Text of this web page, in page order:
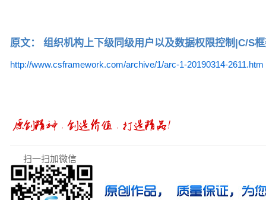
原文： 组织机构上下级同级用户以及数据权限控制|C/S
http://www.csframework.com/archive/1/arc-1-20190314-2611.htm
扫一扫加微信